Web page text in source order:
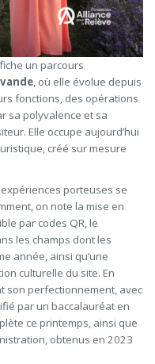
un parcours
, où elle évolue depuis
fonctions, des opérations
sa polyvalence et sa
Elle occupe aujourd’hui
créé sur mesure
porteuses se
on note la mise en
par codes QR, le
les champs dont les
année, ainsi qu’une
culturelle du site. En
son perfectionnement, avec
par un baccalauréat en
ce printemps, ainsi que
obtenus en 2023